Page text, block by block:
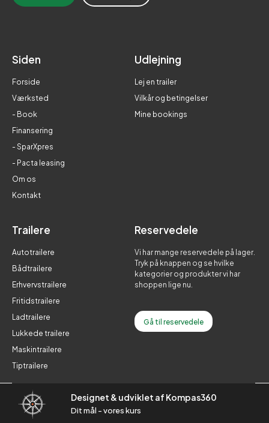
Siden
Forside
Værksted
- Book
Finansering
- SparXpres
- Pacta leasing
Om os
Kontakt
Udlejning
Lej en trailer
Vilkår og betingelser
Mine bookings
Trailere
Autotrailere
Bådtrailere
Erhvervstrailere
Fritidstrailere
Ladtrailere
Lukkede trailere
Maskintrailere
Tiptrailere
Reservedele
Vi har mange reservedele på lager.
Tryk på knappen og se hvilke
kategorier og produkter vi har
shoppen lige nu.
Gå til reservedele
Designet & udviklet af Kompas360
Dit mål - vores kurs